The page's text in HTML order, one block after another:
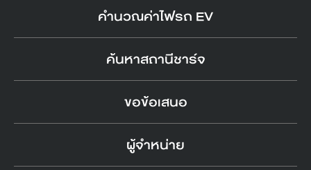
คำนวณค่าไฟรถ EV
ค้นหาสถานีชาร์จ
ขอข้อเสนอ
ผู้จำหน่าย